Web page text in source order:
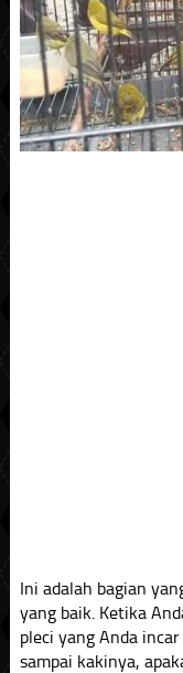
Ini adalah bagian
yang baik. Ketika
pleci yang Anda
sampai kakinya,